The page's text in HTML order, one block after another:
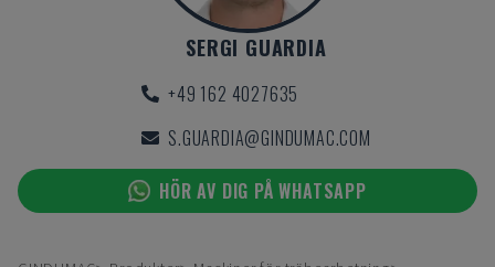
SERGI GUARDIA
+49 162 4027635
S.GUARDIA@GINDUMAC.COM
HÖR AV DIG PÅ WHATSAPP